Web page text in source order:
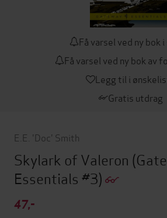
Få varsel ved ny bok
Få varsel ved ny bok av
Legg til i
Gratis utdrag
E.E. 'Doc' Smith
Skylark of Valeron
Essentials #3)
47,-